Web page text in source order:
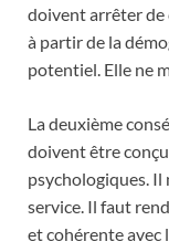
doivent arrêter
à partir de la
potentiel. Elle ne
La deuxième
doivent être
psychologiques. Il
service. Il faut
et cohérente avec